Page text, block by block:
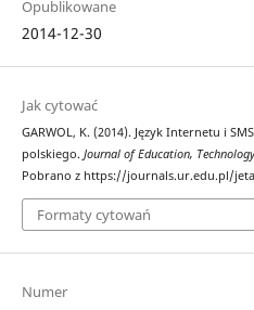
Opublikowane
2014-12-30
Jak cytować
GARWOL, K. (2014). Język Internetu i
polskiego. Journal of Education,
Pobrano z https://journals.ur.edu.pl/
Formaty cytowań
Numer